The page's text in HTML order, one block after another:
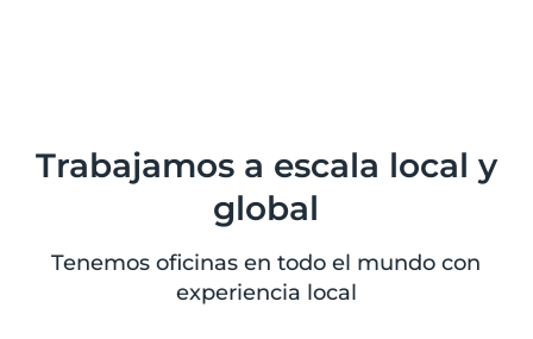
Trabajamos a escala local y
global
Tenemos oficinas en todo el mundo con
experiencia local